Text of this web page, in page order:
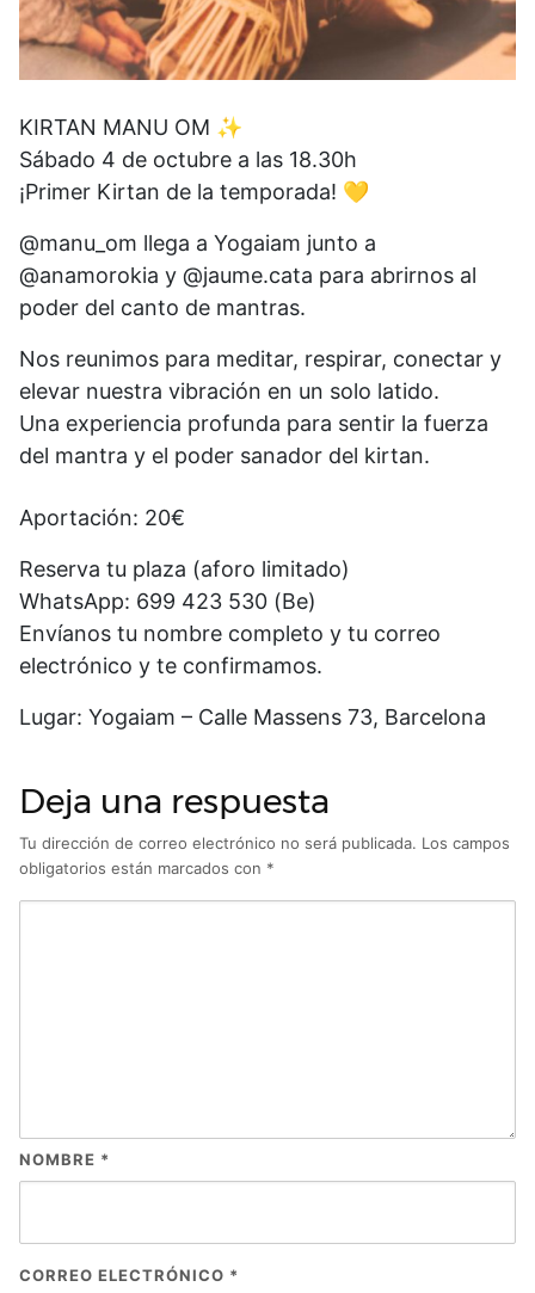
KIRTAN MANU OM ✨
Sábado 4 de octubre a las 18.30h
¡Primer Kirtan de la temporada! 💛
@manu_om llega a Yogaiam junto a
@anamorokia y @jaume.cata para abrirnos al
poder del canto de mantras.
Nos reunimos para meditar, respirar, conectar y
elevar nuestra vibración en un solo latido.
Una experiencia profunda para sentir la fuerza
del mantra y el poder sanador del kirtan.
Aportación: 20€
Reserva tu plaza (aforo limitado)
WhatsApp: 699 423 530 (Be)
Envíanos tu nombre completo y tu correo
electrónico y te confirmamos.
Lugar: Yogaiam – Calle Massens 73, Barcelona
Deja una respuesta
Tu dirección de correo electrónico no será publicada. Los campos
obligatorios están marcados con *
NOMBRE *
CORREO ELECTRÓNICO *